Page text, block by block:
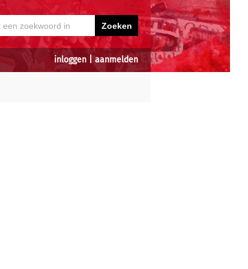
inloggen aanmelden